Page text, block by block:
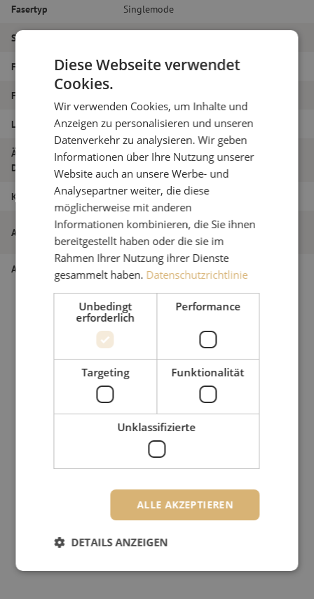
Fasertyp Singlemode
Steckertyp
Faser-Typ G.657A1
Faseranzahl
Länge 6m
Äußerer
Durchmesser (mm)
2.0
Klasse B
Artikelname
Patchkabel simplex SM, E2000/APC-
E2000/APC, 2,0mm, 6m
Artikel Nummer M20000527
Diese Webseite verwendet
Cookies.
Wir verwenden Cookies, um Inhalte und
Anzeigen zu personalisieren und unseren
Datenverkehr zu analysieren. Wir geben
Informationen über Ihre Nutzung unserer
Website auch an unsere Werbe- und
Analysepartner weiter, die diese
möglicherweise mit anderen
Informationen kombinieren, die Sie ihnen
bereitgestellt haben oder die sie im
Rahmen Ihrer Nutzung ihrer Dienste
gesammelt haben. Datenschutzrichtlinie
Unbedingt
erforderlich
Performance
Targeting Funktionalität
Unklassifizierte
ALLE AKZEPTIEREN
DETAILS ANZEIGEN